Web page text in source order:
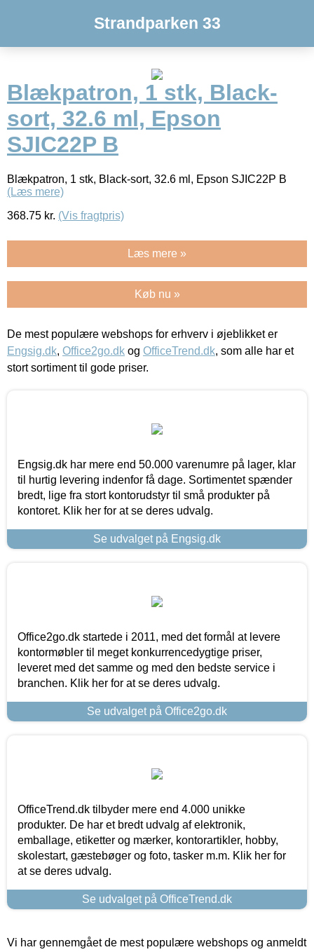
Strandparken 33
Blækpatron, 1 stk, Black-
sort, 32.6 ml, Epson
SJIC22P B
Blækpatron, 1 stk, Black-sort, 32.6 ml, Epson SJIC22P B
(Læs mere)
368.75 kr. (Vis fragtpris)
Læs mere »
Køb nu »
De mest populære webshops for erhverv i øjeblikket er
Engsig.dk, Office2go.dk og OfficeTrend.dk, som alle har et
stort sortiment til gode priser.
Engsig.dk har mere end 50.000 varenumre på lager, klar
til hurtig levering indenfor få dage. Sortimentet spænder
bredt, lige fra stort kontorudstyr til små produkter på
kontoret. Klik her for at se deres udvalg.
Se udvalget på Engsig.dk
Office2go.dk startede i 2011, med det formål at levere
kontormøbler til meget konkurrencedygtige priser,
leveret med det samme og med den bedste service i
branchen. Klik her for at se deres udvalg.
Se udvalget på Office2go.dk
OfficeTrend.dk tilbyder mere end 4.000 unikke
produkter. De har et bredt udvalg af elektronik,
emballage, etiketter og mærker, kontorartikler, hobby,
skolestart, gæstebøger og foto, tasker m.m. Klik her for
at se deres udvalg.
Se udvalget på OfficeTrend.dk
Vi har gennemgået de mest populære webshops og anmeldt